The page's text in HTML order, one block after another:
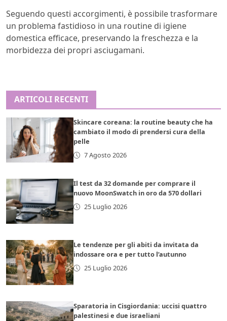
Seguendo questi accorgimenti, è possibile trasformare
un problema fastidioso in una routine di igiene
domestica efficace, preservando la freschezza e la
morbidezza dei propri asciugamani.
ARTICOLI RECENTI
Skincare coreana: la routine beauty che ha
cambiato il modo di prendersi cura della
pelle
7 Agosto 2026
Il test da 32 domande per comprare il
nuovo MoonSwatch in oro da 570 dollari
25 Luglio 2026
Le tendenze per gli abiti da invitata da
indossare ora e per tutto l’autunno
25 Luglio 2026
Sparatoria in Cisgiordania: uccisi quattro
palestinesi e due israeliani